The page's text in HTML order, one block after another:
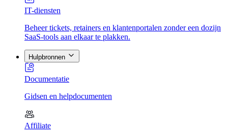
IT-diensten
Beheer tickets, retainers en klantenportalen zonder een dozijn
SaaS-tools aan elkaar te plakken.
Hulpbronnen
Documentatie
Gidsen en helpdocumenten
Affiliate